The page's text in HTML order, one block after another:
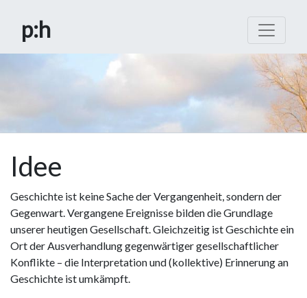
p:h
Idee
Geschichte ist keine Sache der Vergangenheit, sondern der
Gegenwart. Vergangene Ereignisse bilden die Grundlage
unserer heutigen Gesellschaft. Gleichzeitig ist Geschichte ein
Ort der Ausverhandlung gegenwärtiger gesellschaftlicher
Konflikte – die Interpretation und (kollektive) Erinnerung an
Geschichte ist umkämpft.